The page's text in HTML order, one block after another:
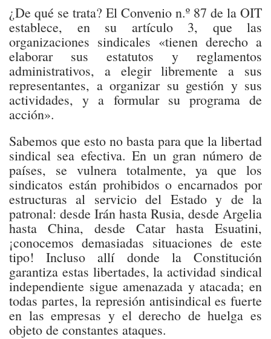
¿De qué se trata? El Convenio n.º 87 de la OIT
establece, en su artículo 3, que las
organizaciones sindicales «tienen derecho a
elaborar sus estatutos y reglamentos
administrativos, a elegir libremente a sus
representantes, a organizar su gestión y sus
actividades, y a formular su programa de
acción».
Sabemos que esto no basta para que la libertad
sindical sea efectiva. En un gran número de
países, se vulnera totalmente, ya que los
sindicatos están prohibidos o encarnados por
estructuras al servicio del Estado y de la
patronal: desde Irán hasta Rusia, desde Argelia
hasta China, desde Catar hasta Esuatini,
¡conocemos demasiadas situaciones de este
tipo! Incluso allí donde la Constitución
garantiza estas libertades, la actividad sindical
independiente sigue amenazada y atacada; en
todas partes, la represión antisindical es fuerte
en las empresas y el derecho de huelga es
objeto de constantes ataques.